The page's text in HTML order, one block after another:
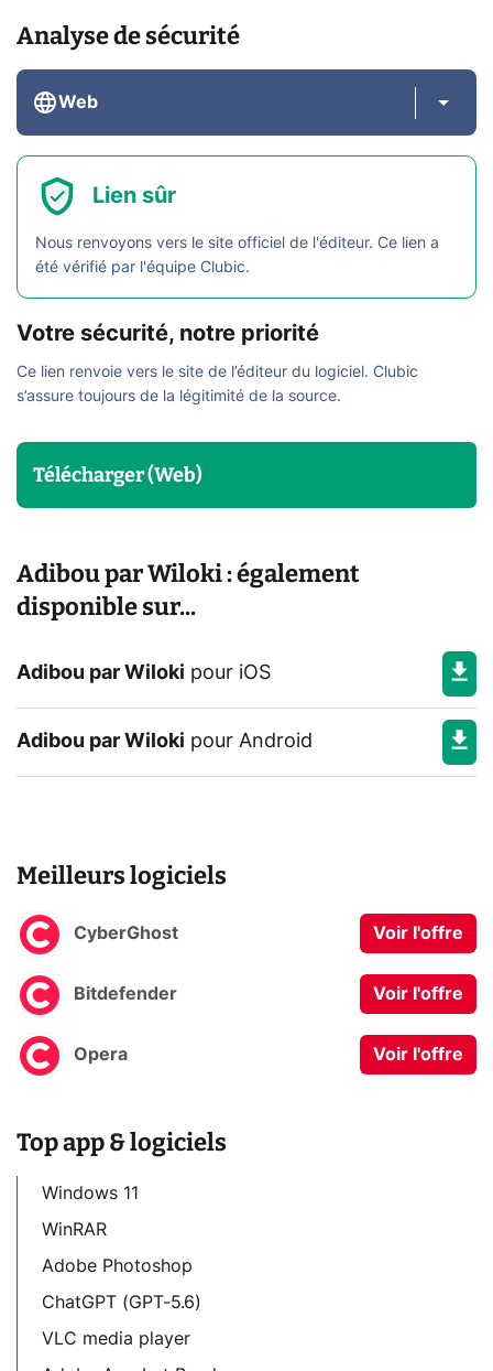
Analyse de sécurité
Web
Lien sûr
Nous renvoyons vers le site officiel de l'éditeur. Ce lien a
été vérifié par l'équipe Clubic.
Votre sécurité, notre priorité
Ce lien renvoie vers le site de l’éditeur du logiciel. Clubic
s’assure toujours de la légitimité de la source.
Télécharger (Web)
Adibou par Wiloki : également
disponible sur...
Adibou par Wiloki pour iOS
Adibou par Wiloki pour Android
Meilleurs logiciels
CyberGhost Voir l'offre
Bitdefender Voir l'offre
Opera Voir l'offre
Top app & logiciels
Windows 11
WinRAR
Adobe Photoshop
ChatGPT (GPT-5.6)
VLC media player